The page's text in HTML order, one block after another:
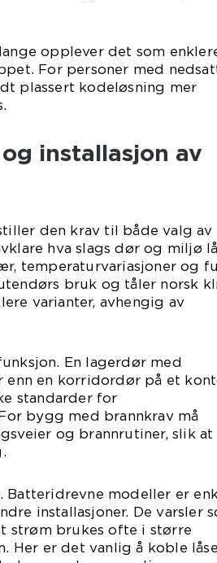
opplever det som
For personer med
plassert kodeløsning mer
installasjon av
den krav til både valg av
hva slags dør og miljø
temperaturvariasjoner og
bruk og tåler norsk
varianter, avhengig av
En lagerdør med
en korridordør på et
standarder for
bygg med brannkrav må
og brannrutiner, slik at
modeller er
installasjoner. De varsler
strøm brukes ofte i større
Her er det vanlig å koble